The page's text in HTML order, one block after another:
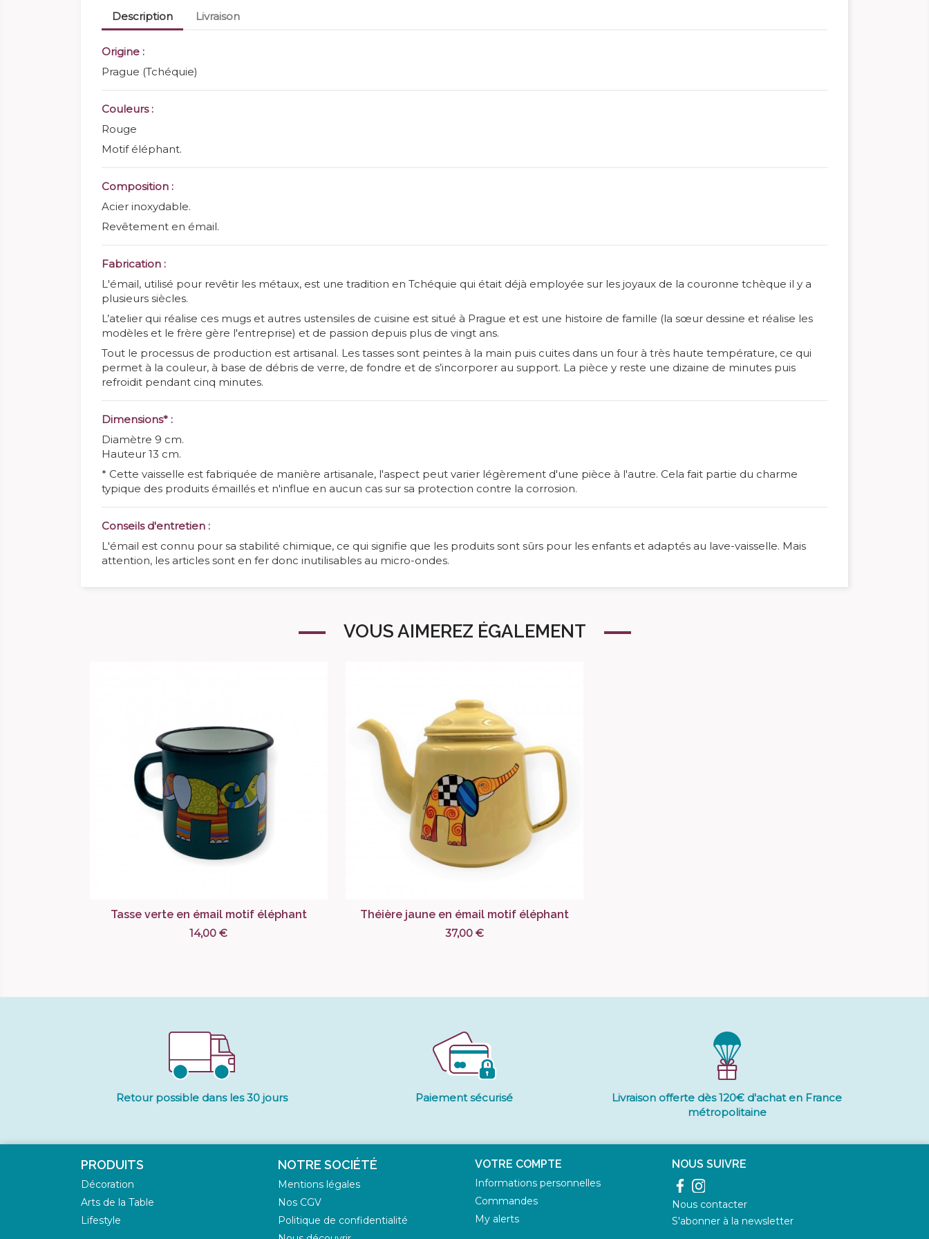
Description Livraison
Origine :
Prague (Tchéquie)
Couleurs :
Rouge
Motif éléphant.
Composition :
Acier inoxydable.
Revêtement en émail.
Fabrication :
L'émail, utilisé pour revêtir les métaux, est une tradition en Tchéquie qui était déjà employée sur les joyaux de la couronne tchèque il y a
plusieurs siècles.
L’atelier qui réalise ces mugs et autres ustensiles de cuisine est situé à Prague et est une histoire de famille (la sœur dessine et réalise les
modèles et le frère gère l'entreprise) et de passion depuis plus de vingt ans.
Tout le processus de production est artisanal. Les tasses sont peintes à la main puis cuites dans un four à très haute température, ce qui
permet à la couleur, à base de débris de verre, de fondre et de s’incorporer au support. La pièce y reste une dizaine de minutes puis
refroidit pendant cinq minutes.
Dimensions* :
Diamètre 9 cm.
Hauteur 13 cm.
* Cette vaisselle est fabriquée de manière artisanale, l'aspect peut varier légèrement d'une pièce à l'autre. Cela fait partie du charme
typique des produits émaillés et n'influe en aucun cas sur sa protection contre la corrosion.
Conseils d'entretien :
L'émail est connu pour sa stabilité chimique, ce qui signifie que les produits sont sûrs pour les enfants et adaptés au lave-vaisselle. Mais
attention, les articles sont en fer donc inutilisables au micro-ondes.
VOUS AIMEREZ ÉGALEMENT
Tasse verte en émail motif éléphant
14,00 €
Théière jaune en émail motif éléphant
37,00 €
Retour possible dans les 30 jours Paiement sécurisé
Livraison offerte dès 120€ d'achat en France
métropolitaine
PRODUITS
Décoration
Arts de la Table
Lifestyle
NOTRE SOCIÉTÉ
Mentions légales
Nos CGV
Politique de confidentialité
VOTRE COMPTE
Informations personnelles
Commandes
My alerts
NOUS SUIVRE
Facebook
Nous contacter
S'abonner à la newsletter